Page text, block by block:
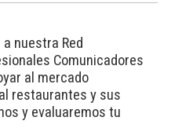
nuestra Red
Comunicadores
al mercado
restaurantes y sus
y evaluaremos tu